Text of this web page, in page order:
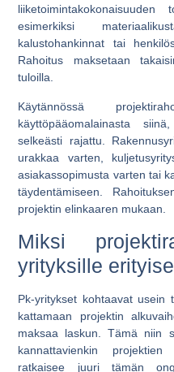
esimerkiksi
kalustohankinnat tai
Rahoitus maksetaan
tuloilla.
Käytännössä
käyttöpääomalainasta
selkeästi rajattu.
urakkaa varten,
asiakassopimusta varten tai
täydentämiseen.
projektin elinkaaren mukaan.
Miksi
yrityksille
Pk-yritykset kohtaavat usein
kattamaan projektin
maksaa laskun. Tämä niin
kannattavienkin projektien
ratkaisee juuri tämän